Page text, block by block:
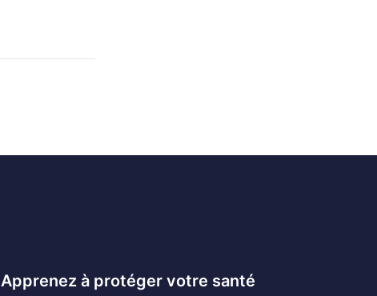
Apprenez à protéger votre santé